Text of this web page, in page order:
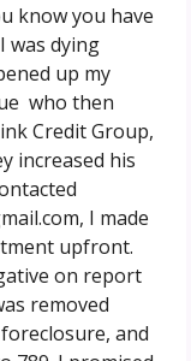
know you have
was dying
up my
who then
Credit Group,
increased his
I made
upfront.
on report
removed
and